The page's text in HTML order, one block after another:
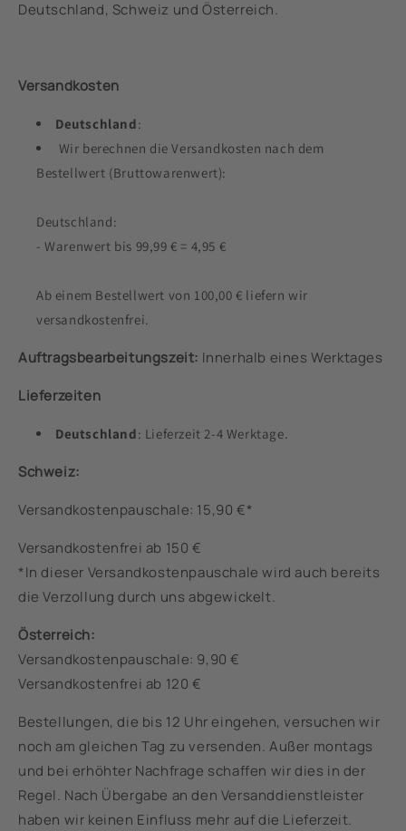
Deutschland, Schweiz und Österreich.
Versandkosten
Deutschland:
Wir berechnen die Versandkosten nach dem
Bestellwert (Bruttowarenwert):
Deutschland:
- Warenwert bis 99,99 € = 4,95 €
Ab einem Bestellwert von 100,00 € liefern wir
versandkostenfrei.
Auftragsbearbeitungszeit: Innerhalb eines Werktages
Lieferzeiten
Deutschland: Lieferzeit 2-4 Werktage.
Schweiz:
Versandkostenpauschale: 15,90 €*
Versandkostenfrei ab 150 €
*In dieser Versandkostenpauschale wird auch bereits
die Verzollung durch uns abgewickelt.
Österreich:
Versandkostenpauschale: 9,90 €
Versandkostenfrei ab 120 €
Bestellungen, die bis 12 Uhr eingehen, versuchen wir
noch am gleichen Tag zu versenden. Außer montags
und bei erhöhter Nachfrage schaffen wir dies in der
Regel. Nach Übergabe an den Versanddienstleister
haben wir keinen Einfluss mehr auf die Lieferzeit.